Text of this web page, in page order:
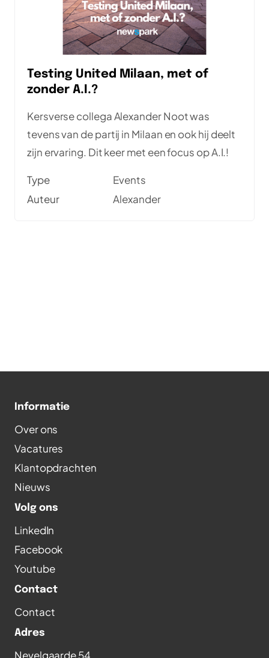
Testing United Milaan, met of
zonder A.I.?
Kersverse collega Alexander Noot was
tevens van de partij in Milaan en ook hij deelt
zijn ervaring. Dit keer met een focus op A.I.!
Type
Events
Auteur
Alexander
Informatie
Over ons
Vacatures
Klantopdrachten
Nieuws
Volg ons
LinkedIn
Facebook
Youtube
Contact
Contact
Adres
Nevelgaarde 54